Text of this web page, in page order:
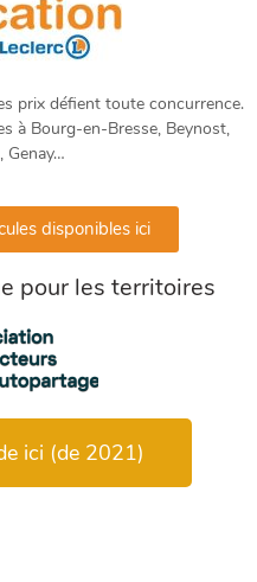
prix défient toute concurrence.
à Bourg-en-Bresse, Beynost,
Genay…
disponibles ici
pour les territoires
ici (de 2021)